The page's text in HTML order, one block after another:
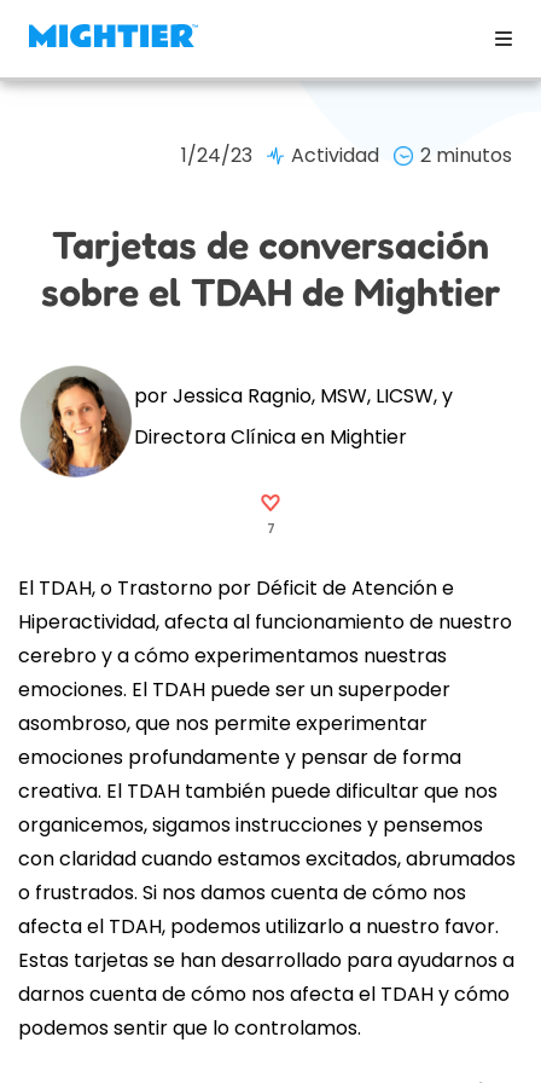
1/24/23 Actividad 2 minutos
Tarjetas de conversación
sobre el TDAH de Mightier
por Jessica Ragnio, MSW, LICSW, y
Directora Clínica en Mightier
7
El TDAH, o Trastorno por Déficit de Atención e
Hiperactividad, afecta al funcionamiento de nuestro
cerebro y a cómo experimentamos nuestras
emociones. El TDAH puede ser un superpoder
asombroso, que nos permite experimentar
emociones profundamente y pensar de forma
creativa. El TDAH también puede dificultar que nos
organicemos, sigamos instrucciones y pensemos
con claridad cuando estamos excitados, abrumados
o frustrados. Si nos damos cuenta de cómo nos
afecta el TDAH, podemos utilizarlo a nuestro favor.
Estas tarjetas se han desarrollado para ayudarnos a
darnos cuenta de cómo nos afecta el TDAH y cómo
podemos sentir que lo controlamos.